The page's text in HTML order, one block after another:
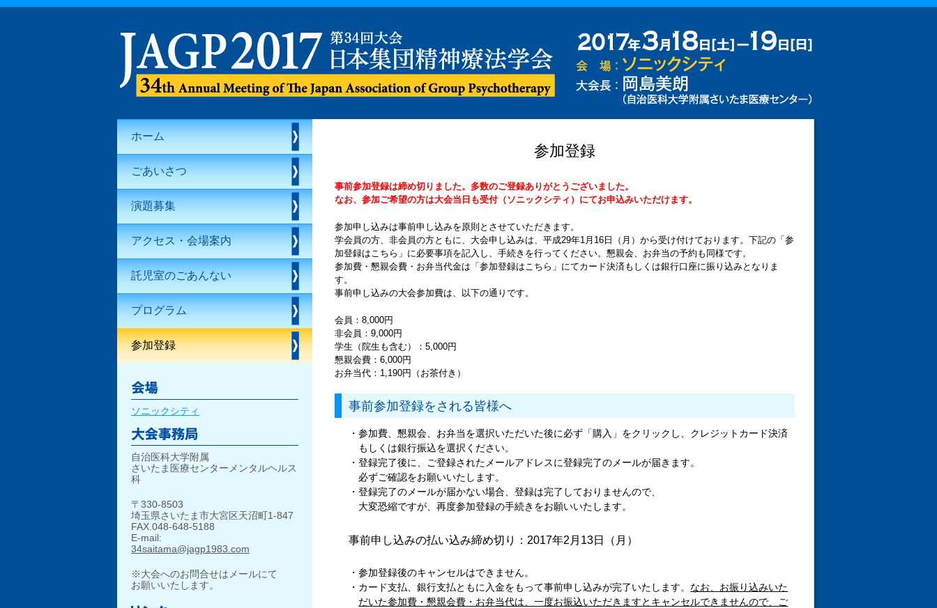
参加登録
事前参加登録は締め切りました。多数のご登録ありがとうございました。
なお、参加ご希望の方は大会当日も受付（ソニックシティ）にてお申込みいただけます。
参加申し込みは事前申し込みを原則とさせていただきます。
学会員の方、非会員の方ともに、大会申し込みは、平成29年1月16日（月）から受け付けております。下記の「参
加登録はこちら」に必要事項を記入し、手続きを行ってください。懇親会、お弁当の予約も同様です。
参加費・懇親会費・お弁当代金は「参加登録はこちら」にてカード決済もしくは銀行口座に振り込みとなりま
す。
事前申し込みの大会参加費は、以下の通りです。
会員：8,000円
非会員：9,000円
学生（院生も含む）：5,000円
懇親会費：6,000円
お弁当代：1,190円（お茶付き）
事前参加登録をされる皆様へ
・参加費、懇親会、お弁当を選択いただいた後に必ず「購入」をクリックし、クレジットカード決済
もしくは銀行振込を選択ください。
・登録完了後に、ご登録されたメールアドレスに登録完了のメールが届きます。
必ずご確認をお願いいたします。
・登録完了のメールが届かない場合、登録は完了しておりませんので、
大変恐縮ですが、再度参加登録の手続きをお願いいたします。
事前申し込みの払い込み締め切り：2017年2月13日（月）
・参加登録後のキャンセルはできません。
・カード支払、銀行支払ともに入金をもって事前申し込みが完了いたします。 なお、お振り込みいた
だいた参加費・懇親会費・お弁当代は、一度お振込いただきますとキャンセルできませんので、ご
ホーム
ごあいさつ
演題募集
アクセス・会場案内
託児室のごあんない
プログラム
参加登録
ソニックシティ
自治医科大学附属
さいたま医療センターメンタルヘルス
科
〒330-8503
埼玉県さいたま市大宮区天沼町1-847
FAX.048-648-5188
E-mail:
34saitama@jagp1983.com
※大会へのお問合せはメールにて
お願いいたします。